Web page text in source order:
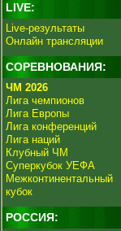
LIVE:
Live-результаты
Онлайн трансляции
СОРЕВНОВАНИЯ:
ЧМ 2026
Лига чемпионов
Лига Европы
Лига конференций
Лига наций
Клубный ЧМ
Суперкубок УЕФА
Межконтинентальный
кубок
РОССИЯ: